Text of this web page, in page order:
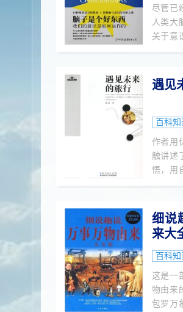
尽管已
人类大
关于意
为麻醉
不停歇
人真的
开颅手
用麻醉
清醒状
时，她
及发笑
好笑”
真是太
都会把
造”成
遇见
百科知
作者用
触讲述
悟，用
细说
来大
百科知
这是一
物由来
包罗万